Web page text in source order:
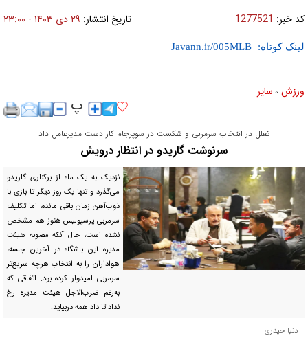
کد خبر: 1277521 تاریخ انتشار: ۲۹ دی ۱۴۰۳ - ۲۳:۰۰
لینک کوتاه:
ورزش » ساير
تعلل در انتخاب سرمربی و شکست در سوپرجام کار دست مدیرعامل داد
سرنوشت گاریدو در انتظار درویش
نزدیک به یک ماه از برکناری گاریدو
می‌گذرد و تنها یک روز دیگر تا بازی با
ذوب‌آهن زمان باقی مانده، اما تکلیف
سرمربی پرسپولیس هنوز هم مشخص
نشده است، حال آنکه مصوبه هیئت
مدیره این باشگاه در آخرین جلسه،
هواداران را به انتخاب هرچه سریع‌تر
سرمربی امیدوار کرده بود. اتفاقی که
به‌رغم ضرب‌الاجل هیئت مدیره رخ
نداد تا داد همه دربیاید!
دنیا حیدری